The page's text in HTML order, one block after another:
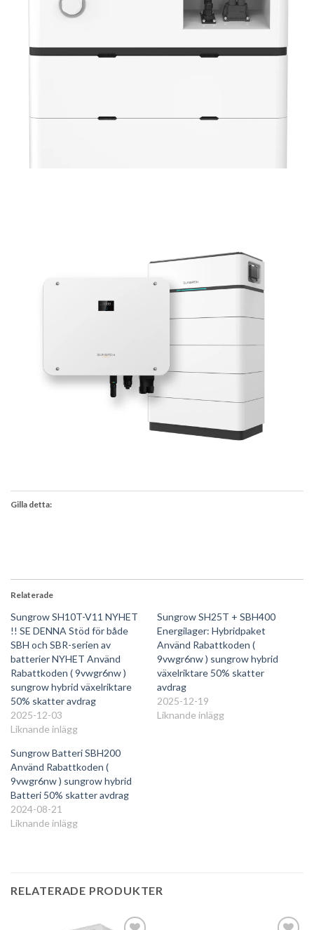
Gilla detta:
Relaterade
Sungrow SH10T-V11 NYHET
!! SE DENNA Stöd för både
SBH och SBR-serien av
batterier NYHET Använd
Rabattkoden ( 9vwgr6nw )
sungrow hybrid växelriktare
50% skatter avdrag
2025-12-03
Liknande inlägg
Sungrow SH25T + SBH400
Energilager: Hybridpaket
Använd Rabattkoden (
9vwgr6nw ) sungrow hybrid
växelriktare 50% skatter
avdrag
2025-12-19
Liknande inlägg
Sungrow Batteri SBH200
Använd Rabattkoden (
9vwgr6nw ) sungrow hybrid
Batteri 50% skatter avdrag
2024-08-21
Liknande inlägg
RELATERADE PRODUKTER